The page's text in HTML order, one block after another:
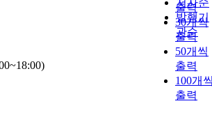
저자순
발행기
관순
출력
30개씩
출력
50개씩
출력
100개
출력